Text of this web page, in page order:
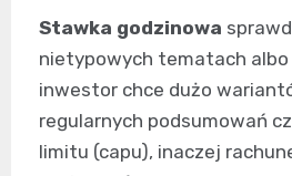
Stawka godzinowa
nietypowych tematach albo
inwestor chce dużo
regularnych podsumowań
limitu (capu), inaczej